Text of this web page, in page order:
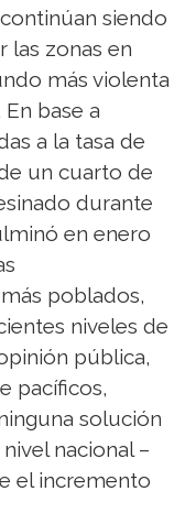
siendo
las zonas en
más violenta
base a
a la tasa de
un cuarto de
durante
en enero
poblados,
niveles de
pública,
pacíficos,
solución
nacional –
el incremento